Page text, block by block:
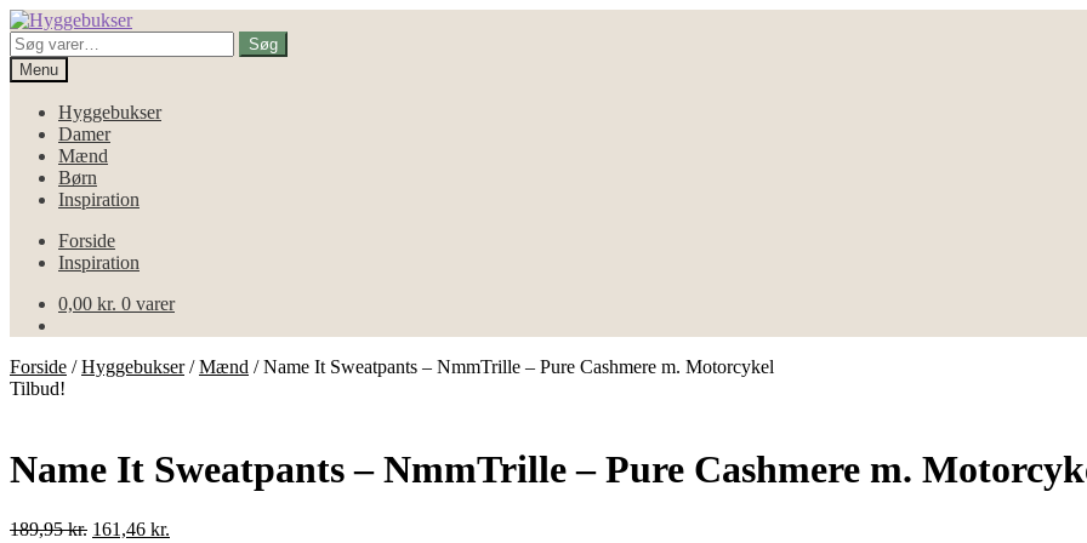
Spring
til
navigation
Spring
til
indhold
Søg
efter:
Søg
Menu
Hyggebukser
Damer
Mænd
Børn
Inspiration
Forside
Inspiration
0,00 kr. 0 varer
Forside /Hyggebukser/Mænd /Name It Sweatpants – NmmTrille – Pure Cashmere m. Motorcykel
Tilbud!
Name It Sweatpants – NmmTrille – Pure Cashmere m.
189,95kr. Den
161,46 kr.